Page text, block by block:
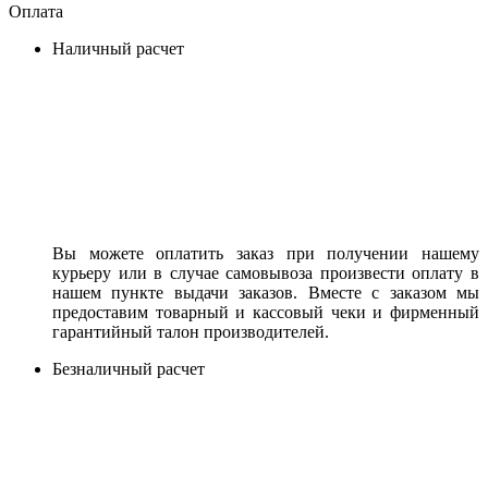
Оплата
Наличный расчет
Вы можете оплатить заказ при получении нашему
курьеру или в случае самовывоза произвести оплату в
нашем пункте выдачи заказов. Вместе с заказом мы
предоставим товарный и кассовый чеки и фирменный
гарантийный талон производителей.
Безналичный расчет